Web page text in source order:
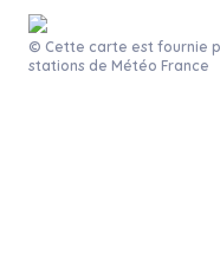
© Cette carte est fournie
stations de Météo France